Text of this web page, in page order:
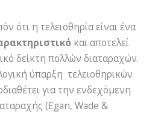
ότι η τελειοθηρία είναι ένα
και αποτελεί
δείκτη πολλών διαταραχών.
ύπαρξη τελειοθηρικών
για την ενδεχόμενη
(Egan, Wade &